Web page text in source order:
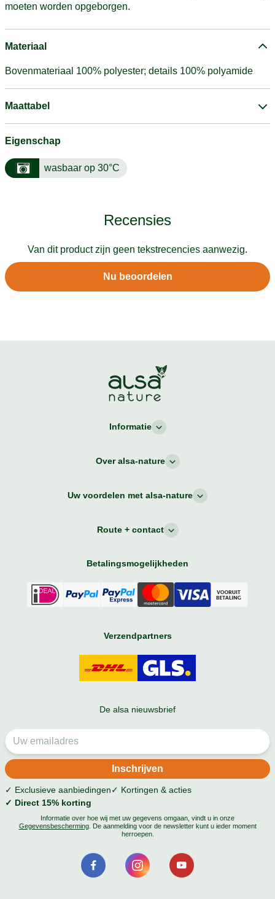
moeten worden opgeborgen.
Materiaal
Bovenmateriaal 100% polyester; details 100% polyamide
Maattabel
Eigenschap
wasbaar op 30°C
Recensies
Van dit product zijn geen tekstrecencies aanwezig.
Nu beoordelen
Informatie
Over alsa-nature
Uw voordelen met alsa-nature
Route + contact
Betalingsmogelijkheden
Verzendpartners
De alsa nieuwsbrief
✓ Exclusieve aanbiedingen✓ Kortingen & acties
✓ Direct 15% korting
Informatie over hoe wij met uw gegevens omgaan, vindt u in onze
Gegevensbescherming. De aanmelding voor de newsletter kunt u ieder moment
herroepen.